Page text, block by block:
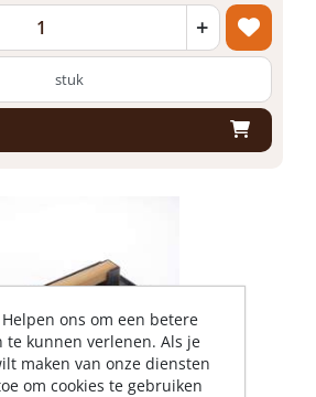
+
stuk
Helpen ons om een betere
te kunnen verlenen. Als je
maken van onze diensten
om cookies te gebruiken